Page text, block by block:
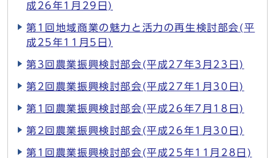
成26年1月29日)
第1回地域商業の魅力と活力の再生検討部会(平
成25年11月5日)
第3回農業振興検討部会(平成27年3月23日)
第2回農業振興検討部会(平成27年1月30日)
第1回農業振興検討部会(平成26年7月18日)
第2回農業振興検討部会(平成26年1月30日)
第1回農業振興検討部会(平成25年11月28日)